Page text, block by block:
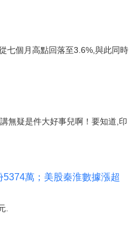
七個月高點回落至3.6%,與此同時
無疑是件大好事兒啊！要知道,印
萬；美股秦淮數據漲超
.